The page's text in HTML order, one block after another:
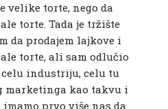
velike torte, nego da
torte. Tada je tržište
da prodajem lajkove i
torte, ali sam odlučio
celu industriju, celu tu
kao takvu i
imamo prvo više nas da